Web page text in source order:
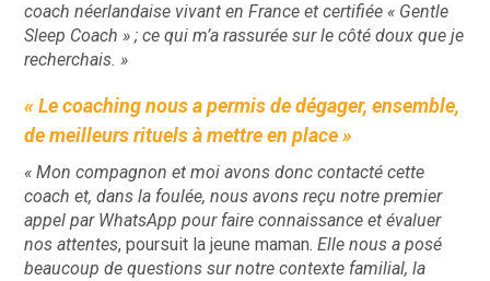
coach néerlandaise vivant en France et certifiée « Gentle
Sleep Coach » ; ce qui m’a rassurée sur le côté doux que je
recherchais. »
« Le coaching nous a permis de dégager, ensemble,
de meilleurs rituels à mettre en place »
« Mon compagnon et moi avons donc contacté cette
coach et, dans la foulée, nous avons reçu notre premier
appel par WhatsApp pour faire connaissance et évaluer
nos attentes, poursuit la jeune maman.Elle nous a posé
beaucoup de questions sur notre contexte familial, la